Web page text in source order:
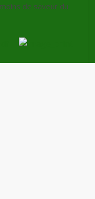
de saveur du